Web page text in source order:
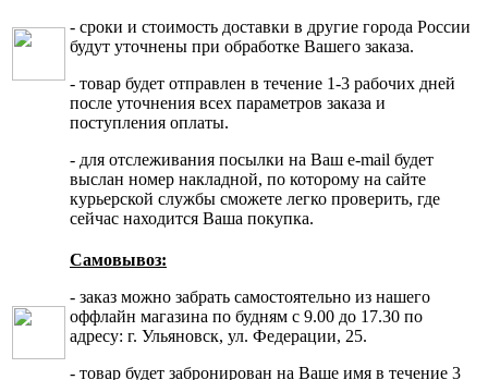
- сроки и стоимость доставки в другие города России
будут уточнены при обработке Вашего заказа.
- товар будет отправлен в течение 1-3 рабочих дней
после уточнения всех параметров заказа и
поступления оплаты.
- для отслеживания посылки на Ваш e-mail будет
выслан номер накладной, по которому на сайте
курьерской службы сможете легко проверить, где
сейчас находится Ваша покупка.
Самовывоз:
- заказ можно забрать самостоятельно из нашего
оффлайн магазина по будням с 9.00 до 17.30 по
адресу: г. Ульяновск, ул. Федерации, 25.
- товар будет забронирован на Ваше имя в течение 3